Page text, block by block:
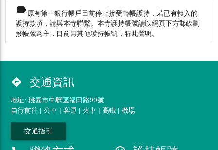
label 原有第一銀行帳戶目前停止接受轉帳護持，若已有轉入的
護持款項，請與本寺聯繫。本寺護持帳號請以網頁下方郵政劃
撥帳號為主，目前無其他護持帳號，特此聲明。
directions 交通資訊
地址: 桃園市中壢區福田路99號
自行前往 | 公車 | 客運 | 火車 | 高鐵 | 機場
交通指引